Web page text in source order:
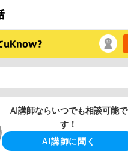
AI講師ならいつでも相談可能で
す！
AI講師に聞く